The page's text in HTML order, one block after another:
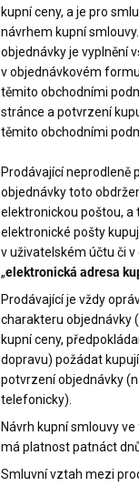
kupní ceny, a je pro
návrhem kupní
objednávky je vyplnění
v objednávkovém
těmito obchodními
stránce a potvrzení
těmito obchodními
Prodávající neprodleně
objednávky toto
elektronickou poštou, a
elektronické pošty
v uživatelském účtu či
„elektronická adresa
Prodávající je vždy
charakteru objednávky
kupní ceny,
dopravu) požádat
potvrzení objednávky
telefonicky).
Návrh kupní smlouvy
má platnost patnáct
Smluvní vztah mezi